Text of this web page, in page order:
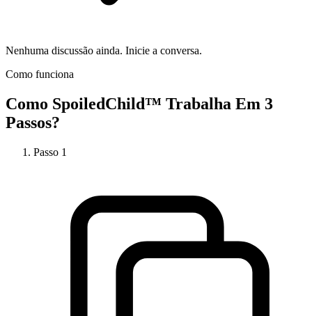
Nenhuma discussão ainda. Inicie a conversa.
Como funciona
Como SpoiledChild™ Trabalha Em 3
Passos?
Passo 1